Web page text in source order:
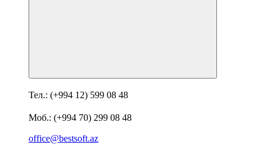
Тел.: (+994 12) 599 08 48
Моб.: (+994 70) 299 08 48
office@bestsoft.az